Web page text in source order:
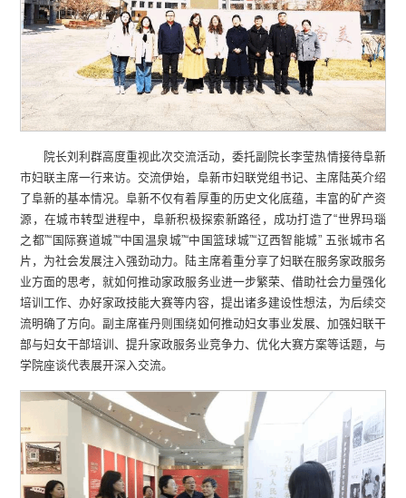
院长刘利群高度重视此次交流活动，委托副院长李莹热情接待阜新
市妇联主席一行来访。交流伊始，阜新市妇联党组书记、主席陆英介绍
了阜新的基本情况。阜新不仅有着厚重的历史文化底蕴，丰富的矿产资
源，在城市转型进程中，阜新积极探索新路径，成功打造了“世界玛瑙
之都”“国际赛道城”“中国温泉城”“中国篮球城”“辽西智能城” 五张城市名
片，为社会发展注入强劲动力。陆主席着重分享了妇联在服务家政服务
业方面的思考，就如何推动家政服务业进一步繁荣、借助社会力量强化
培训工作、办好家政技能大赛等内容，提出诸多建设性想法，为后续交
流明确了方向。副主席崔丹则围绕如何推动妇女事业发展、加强妇联干
部与妇女干部培训、提升家政服务业竞争力、优化大赛方案等话题，与
学院座谈代表展开深入交流。